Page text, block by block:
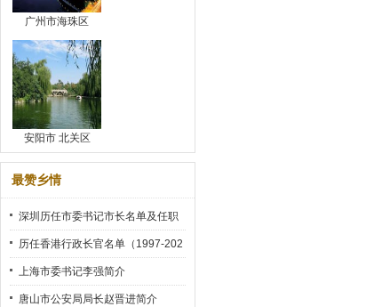
广州市海珠区
安阳市 北关区
最赞乡情
深圳历任市委书记市长名单及任职
时间
历任香港行政长官名单（1997-202
2）
上海市委书记李强简介
唐山市公安局局长赵晋进简介